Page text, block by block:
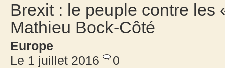
Brexit : le peuple contre les
Mathieu Bock-Côté
Europe
Le 1 juillet 2016
0